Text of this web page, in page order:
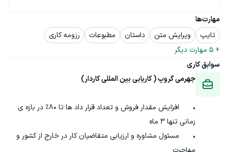
مهارت‌ها
تایپ
ویرایش متن داستان مطبوعات
رزومه کاری
+
5 مهارت دیگر
سوابق کاری
جهرمی گروپ ( کاریابی بین المللی کاردار)
•	افزایش مقدار فروش و تعداد قرار داد ها تا 80% در بازه ی
•	مسئول مشاوره و ارزیابی متقاضیان کار در خارج از کشور و